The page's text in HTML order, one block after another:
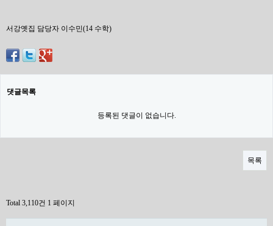
서강옛집 담당자 이수민(14 수학)
댓글목록
등록된 댓글이 없습니다.
목록
Total 3,110건 1 페이지